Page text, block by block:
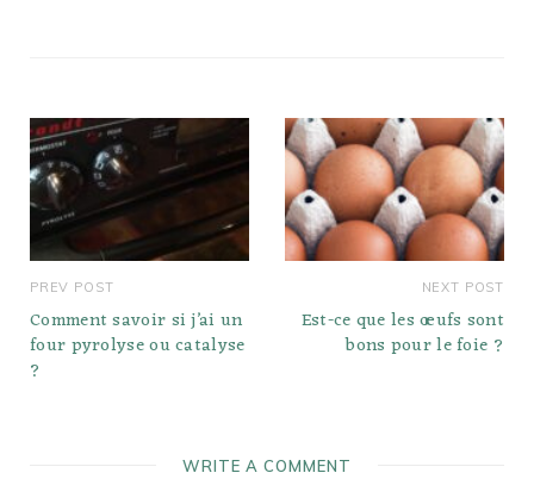
PREV POST
Comment savoir si j’ai un
four pyrolyse ou catalyse
?
NEXT POST
Est-ce que les œufs sont
bons pour le foie ?
WRITE A COMMENT